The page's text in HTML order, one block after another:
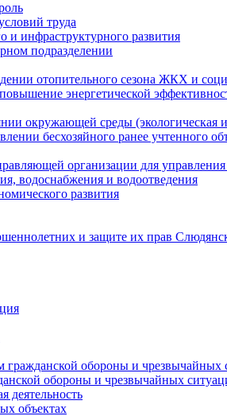
труда
и инфраструктурного развития
подразделении
отопительного сезона ЖКХ и
энергетической
окружающей среды
бесхозяйного ранее учтенного
организации для
водоснабжения и водоотведения
развития
и защите их прав
обороны и чрезвычайных
обороны и чрезвычайных
деятельность
объектах